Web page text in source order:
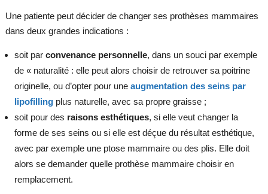
Une patiente peut décider de changer ses prothèses mammaires
dans deux grandes indications :
soit par convenance personnelle, dans un souci par exemple
de « naturalité : elle peut alors choisir de retrouver sa poitrine
originelle, ou d’opter pour une augmentation des seins par
lipofillingplus naturelle, avec sa propre graisse ;
soit pour des raisons esthétiques, si elle veut changer la
forme de ses seins ou si elle est déçue du résultat esthétique,
avec par exemple une ptose mammaire ou des plis. Elle doit
alors se demander quelle prothèse mammaire choisir en
remplacement.